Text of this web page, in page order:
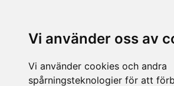
Vi använder oss av
Vi använder cookies och andra
spårningsteknologier för att